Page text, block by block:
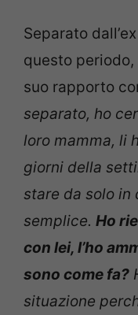
Separato
questo
suo rapporto
separato, ho
loro mamma, li
giorni della
stare da solo in
semplice. Ho
con lei, l’ho
sono come fa?
situazione